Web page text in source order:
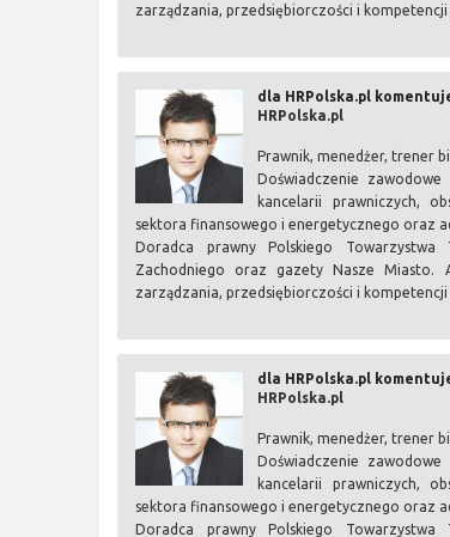
zarządzania, przedsiębiorczości i kompetencji
dla HRPolska.pl
HRPolska.pl
Prawnik, menedżer, trener
Doświadczenie
kancelarii prawniczych,
sektora finansowego i energetycznego oraz
Doradca prawny Polskiego Towarzystwa
Zachodniego oraz gazety Nasze Miasto.
zarządzania, przedsiębiorczości i kompetencji
dla HRPolska.pl
HRPolska.pl
Prawnik, menedżer, trener
Doświadczenie
kancelarii prawniczych,
sektora finansowego i energetycznego oraz
Doradca prawny Polskiego Towarzystwa